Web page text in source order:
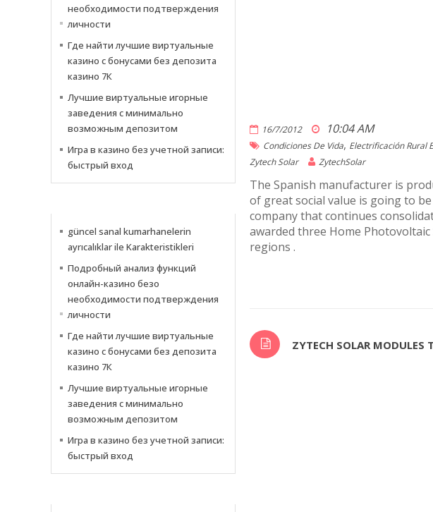
16/7/2012 10:04 AM
Condiciones De Vida, Electrificación Rural
Zytech Solar ZytechSolar
The Spanish manufacturer is
of great social value is going to
company that continues
awarded three Home
regions .
ZYTECH SOLAR MODULES
необходимости подтверждения
личности
Где найти лучшие виртуальные
казино с бонусами без депозита
казино 7К
Лучшие виртуальные игорные
заведения с минимально
возможным депозитом
Игра в казино без учетной записи:
быстрый вход
güncel sanal kumarhanelerin
ayrıcalıklar ile Karakteristikleri
Подробный анализ функций
онлайн-казино безо
необходимости подтверждения
личности
Где найти лучшие виртуальные
казино с бонусами без депозита
казино 7К
Лучшие виртуальные игорные
заведения с минимально
возможным депозитом
Игра в казино без учетной записи:
быстрый вход